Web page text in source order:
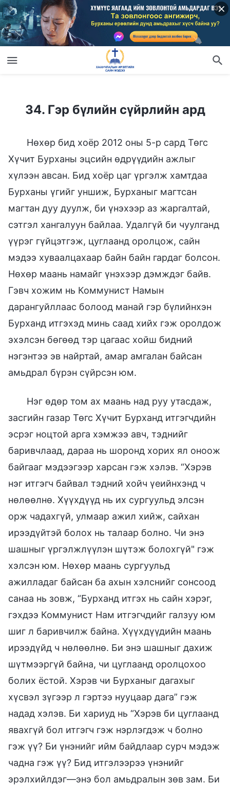
34. Гэр бүлийн сүйрлийн ард
34. Гэр бүлийн сүйрлийн ард
Нөхөр бид хоёр 2012 оны 5-р сард Төгс
Хүчит Бурханы эцсийн өдрүүдийн ажлыг
хүлээн авсан. Бид хоёр цаг үргэлж хамтдаа
Бурханы үгийг уншиж, Бурханыг магтсан
магтан дуу дуулж, би үнэхээр аз жаргалтай,
сэтгэл хангалуун байлаа. Удалгүй би чуулганд
үүрэг гүйцэтгэж, цуглаанд оролцож, сайн
мэдээ хуваалцахаар байн байн гардаг болсон.
Нөхөр маань намайг үнэхээр дэмждэг байв.
Гэвч хожим нь Коммунист Намын
дарангуйллаас болоод манай гэр бүлийнхэн
Бурханд итгэхэд минь саад хийх гэж оролдож
эхэлсэн бөгөөд тэр цагаас хойш бидний
нэгэнтээ эв найртай, амар амгалан байсан
амьдрал бүрэн сүйрсэн юм.
Нэг өдөр том ах маань над руу утасдаж,
засгийн газар Төгс Хүчит Бурханд итгэгчдийн
эсрэг ноцтой арга хэмжээ авч, тэднийг
баривчлаад, дараа нь шоронд хорих ял оноож
байгааг мэдээгээр харсан гэж хэлэв. “Хэрэв
нэг итгэгч байвал тэдний хойч үеийнхэнд ч
нөлөөлнө. Хүүхдүүд нь их сургуульд элсэн
орж чадахгүй, улмаар ажил хийж, сайхан
ирээдүйтэй болох нь талаар болно. Чи энэ
шашныг үргэлжлүүлэн шүтэж болохгүй" гэж
хэлсэн юм. Нөхөр маань сургуульд
ажилладаг байсан ба ахын хэлснийг сонсоод
санаа нь зовж, “Бурханд итгэх нь сайн хэрэг,
гэхдээ Коммунист Нам итгэгчдийг галзуу юм
шиг л баривчилж байна. Хүүхдүүдийн маань
ирээдүйд ч нөлөөлнө. Би энэ шашныг дахиж
шүтмээргүй байна, чи цуглаанд оролцохоо
болих ёстой. Хэрэв чи Бурханыг дагахыг
хүсвэл зүгээр л гэртээ нууцаар дага” гэж
надад хэлэв. Би хариуд нь “Хэрэв би цуглаанд
явахгүй бол итгэгч гэж нэрлэгдэж ч болно
гэж үү? Би үнэнийг ийм байдлаар сурч мэдэж
чадна гэж үү? Бид итгэлээрээ үнэнийг
эрэлхийлдэг—энэ бол амьдралын зөв зам. Би